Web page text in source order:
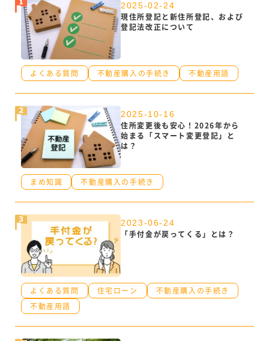
2025-02-24
現住所登記と新住所登記、および
登記法改正について
よくある質問 不動産購入の手続き 不動産用語
2025-10-16
住所変更後も安心！2026年から
始まる「スマート変更登記」と
は？
まめ知識 不動産購入の手続き
2023-06-24
「手付金が戻ってくる」とは？
よくある質問 住宅ローン
不動産購入の手続き
不動産用語